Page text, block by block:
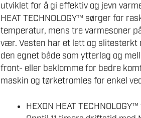
utviklet for å gi effektiv og jevn
HEAT TECHNOLOGY™ sørger for
temperatur, mens tre varmesoner
vær. Vesten har et lett og
den egnet både som ytterlag og
front- eller baklomme for bedre
maskin og tørketromles for enkel
HEXON HEAT